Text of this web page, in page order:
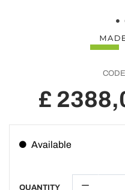
£
Available
QUANTITY